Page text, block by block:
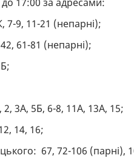
7-9, 11-21 (непарні);
61-81 (непарні);
2, 3А, 5Б, 6-8, 11А, 13А, 15;
14, 16;
67, 72-106 (парні),